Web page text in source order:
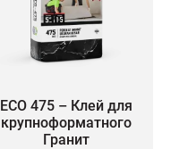
ECO 475 – Клей для
крупноформатного
Гранит